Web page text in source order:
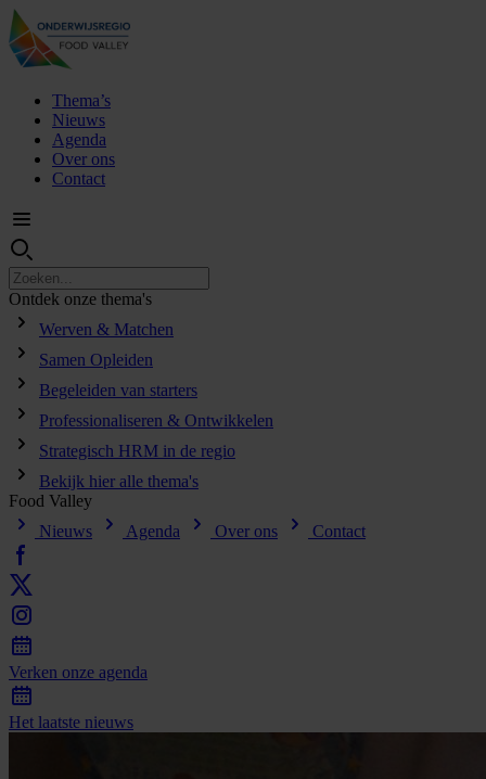
Thema’s
Nieuws
Agenda
Over ons
Contact
Ontdek onze thema's
Werven & Matchen
Samen Opleiden
Begeleiden van starters
Professionaliseren & Ontwikkelen
Strategisch HRM in de regio
Bekijk hier alle thema's
Food Valley
Nieuws
Agenda Over ons Contact
Verken onze agenda
Het laatste nieuws